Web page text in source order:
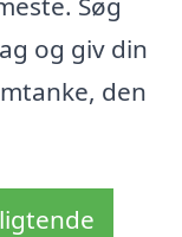
og giv din
den